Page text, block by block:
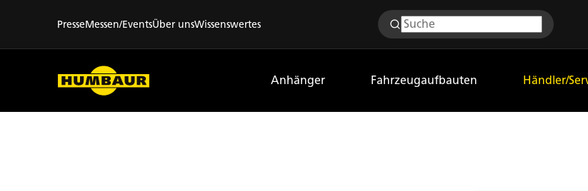
PresseMessen/EventsÜber unsWissenswertes
Anhänger Fahrzeugaufbauten Händler/